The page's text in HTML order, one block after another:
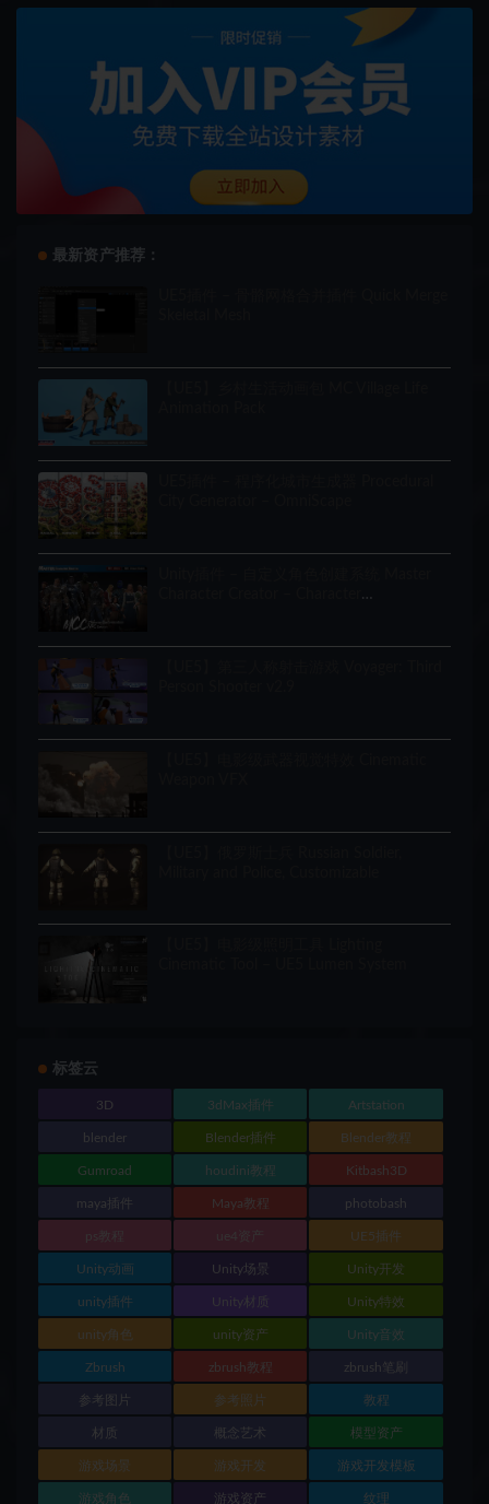
最新资产推荐：
标签云
3D 3dMax插件 Artstation
blender Blender插件 Blender教程
Gumroad houdini教程 Kitbash3D
maya插件 Maya教程 photobash
ps教程 ue4资产 UE5插件
Unity动画 Unity场景 Unity开发
unity插件 Unity材质 Unity特效
unity角色 unity资产 Unity音效
Zbrush zbrush教程 zbrush笔刷
参考图片 参考照片 教程
材质 概念艺术 模型资产
游戏场景 游戏开发 游戏开发模板
游戏角色 游戏资产 纹理